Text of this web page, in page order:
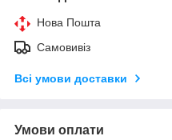
Нова Пошта
Самовивіз
Всі умови доставки
Умови оплати